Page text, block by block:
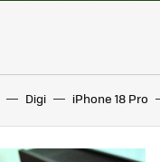
Digi iPhone 18 Pro